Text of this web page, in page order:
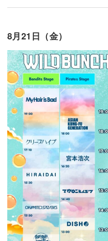
8月21日（金）